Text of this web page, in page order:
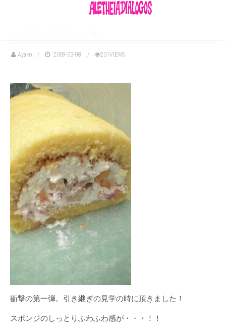
Ayako 2009-03-08 231VIEWS
衝撃の第一弾。引き継ぎの見学の時に頂きました！
スポンジのしっとりふわふわ感が・・・！！